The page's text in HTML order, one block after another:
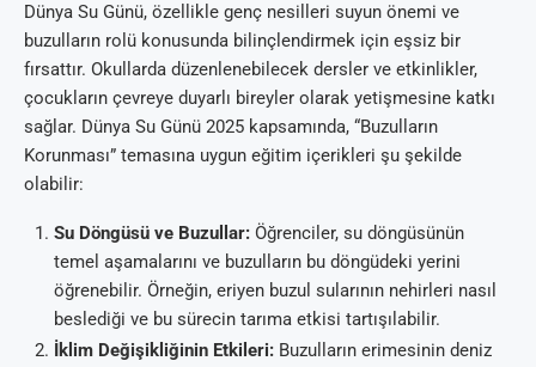
Dünya Su Günü, özellikle genç nesilleri suyun önemi ve
buzulların rolü konusunda bilinçlendirmek için eşsiz bir
fırsattır. Okullarda düzenlenebilecek dersler ve etkinlikler,
çocukların çevreye duyarlı bireyler olarak yetişmesine katkı
sağlar. Dünya Su Günü 2025 kapsamında, “Buzulların
Korunması” temasına uygun eğitim içerikleri şu şekilde
olabilir:
Su Döngüsü ve Buzullar: Öğrenciler, su döngüsünün
temel aşamalarını ve buzulların bu döngüdeki yerini
öğrenebilir. Örneğin, eriyen buzul sularının nehirleri nasıl
beslediği ve bu sürecin tarıma etkisi tartışılabilir.
İklim Değişikliğinin Etkileri: Buzulların erimesinin deniz